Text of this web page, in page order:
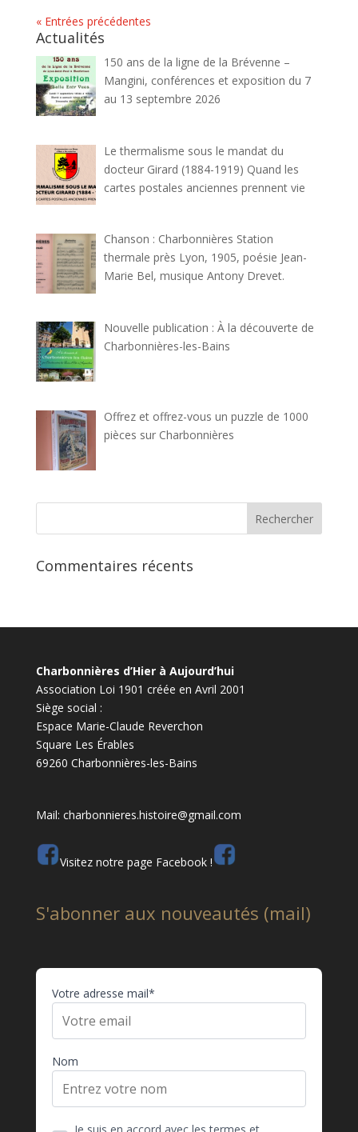
« Entrées précédentes
Actualités
150 ans de la ligne de la Brévenne –
Mangini, conférences et exposition du 7
au 13 septembre 2026
Le thermalisme sous le mandat du
docteur Girard (1884-1919) Quand les
cartes postales anciennes prennent vie
Chanson : Charbonnières Station
thermale près Lyon, 1905, poésie Jean-
Marie Bel, musique Antony Drevet.
Nouvelle publication : À la découverte de
Charbonnières-les-Bains
Offrez et offrez-vous un puzzle de 1000
pièces sur Charbonnières
Commentaires récents
Charbonnières d’Hier à Aujourd’hui
Association Loi 1901 créée en Avril 2001
Siège social :
Espace Marie-Claude Reverchon
Square Les Érables
69260 Charbonnières-les-Bains
Mail: charbonnieres.histoire@gmail.com
Visitez notre page Facebook !
S'abonner aux nouveautés (mail)
Votre adresse mail*
Nom